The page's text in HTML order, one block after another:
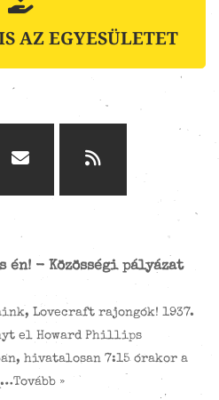
AZ EGYESÜLETET
én! - Közösségi pályázat
Lovecraft rajongók! 1937.
el Howard Phillips
hivatalosan 7:15 órakor a
…Tovább »